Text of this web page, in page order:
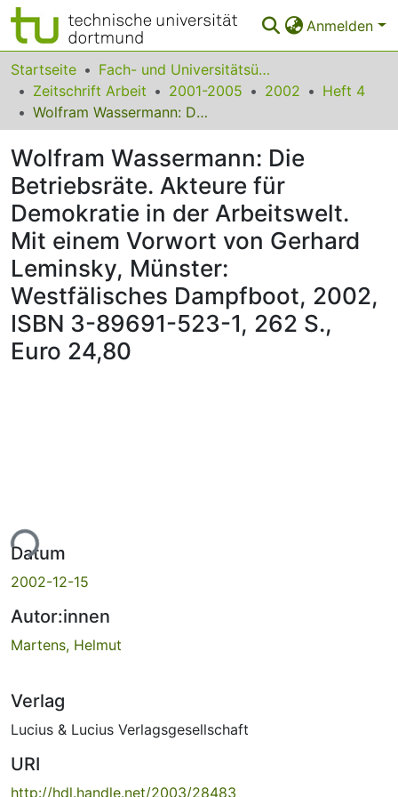
Anmelden
Bereiche & Sammlungen
Das gesamte Repositorium
FAQ
Leitlinien
Zurück zur Startseite
Startseite
Fach- und Universitätsübergreifendes
Zeitschrift Arbeit
2001-2005 2002
Heft 4
Wolfram Wassermann: Die Betriebsräte. Akteure für Demokratie in der Arbeitswelt. Mit einem Vorwort von Gerhard Leminsky, Münster: Westfälisches Dampfboot, 2002, ISBN 3-89691-523-1, 262 S., Euro 24,80
Wolfram Wassermann: Die
Betriebsräte. Akteure für
Demokratie in der Arbeitswelt.
Mit einem Vorwort von Gerhard
Leminsky, Münster:
Westfälisches Dampfboot, 2002,
ISBN 3-89691-523-1, 262 S.,
Euro 24,80
Datum
2002-12-15
Autor:innen
Martens, Helmut
Verlag
Lucius & Lucius Verlagsgesellschaft
URI
http://hdl.handle.net/2003/28483